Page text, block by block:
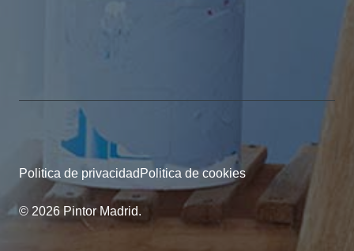
© 2026 Pintor Madrid.
Politica de privacidad Politica de cookies